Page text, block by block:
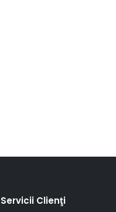
Servicii Clienţi